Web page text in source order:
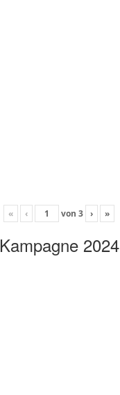
« ‹ von 3 › »
Kampagne 2024